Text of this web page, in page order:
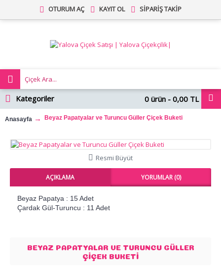
OTURUM AÇ KAYIT OL SIPARIŞ TAKIP
0 ürün - 0,00 TL
Kategoriler
Anasayfa Beyaz Papatyalar ve Turuncu Güller Çiçek Buketi
Resmi Büyüt
AÇIKLAMA YORUMLAR (0)
Beyaz Papatya : 15 Adet
Çardak Gül-Turuncu : 11 Adet
BEYAZ PAPATYALAR VE TURUNCU GÜLLER
ÇIÇEK BUKETI